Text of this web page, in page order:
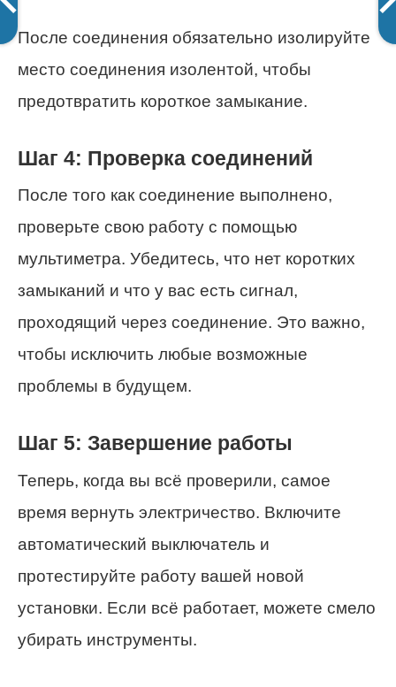
После соединения обязательно изолируйте
место соединения изолентой, чтобы
предотвратить короткое замыкание.
Шаг 4: Проверка соединений
После того как соединение выполнено,
проверьте свою работу с помощью
мультиметра. Убедитесь, что нет коротких
замыканий и что у вас есть сигнал,
проходящий через соединение. Это важно,
чтобы исключить любые возможные
проблемы в будущем.
Шаг 5: Завершение работы
Теперь, когда вы всё проверили, самое
время вернуть электричество. Включите
автоматический выключатель и
протестируйте работу вашей новой
установки. Если всё работает, можете смело
убирать инструменты.